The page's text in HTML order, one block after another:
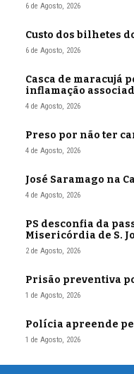
6 de Agosto, 2026
Custo dos bilhetes
6 de Agosto, 2026
Casca de maracujá
inflamação
4 de Agosto, 2026
Preso por não ter
4 de Agosto, 2026
José Saramago na
4 de Agosto, 2026
PS desconfia da
Misericórdia de S.
2 de Agosto, 2026
Prisão preventiva
1 de Agosto, 2026
Polícia apreende
1 de Agosto, 2026